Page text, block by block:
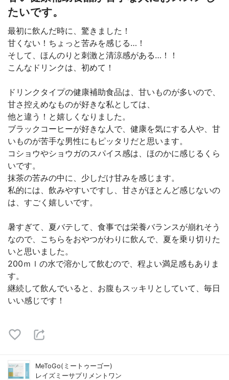
たいです。
最初に飲んだ時に、驚きました！
甘くない！ちょっと苦みを感じる…！
そして、ほんのりと刺激と清涼感がある…！！
こんなドリンクは、初めて！
ドリンクタイプの健康補助食品は、甘いものが多いので、
甘さ控えめなものが好きな私としては、
他と違う！と嬉しくなりました。
ブラックコーヒーが好きな人で、健康を気にする人や、甘
いものが苦手な男性にもピッタリだと思います。
コショウやショウガのスパイス感は、ほのかに感じるくら
いです。
抹茶の苦みの中に、少しだけ甘みを感じます。
私的には、飲みやすいですし、甘さがほとんど感じないの
は、すごく嬉しいです。
暑すぎて、夏バテして、食事では栄養バランスが崩れそう
なので、こちらをおやつがわりに飲んで、夏を乗り切りた
いと思いました。
200ｍｌの水で溶かして飲むので、程よい満足感もありま
す。
継続して飲んでいると、お腹もスッキリとしていて、毎日
いい感じです！
MeToGo(ミートゥーゴー)
レイズミーサプリメントワン